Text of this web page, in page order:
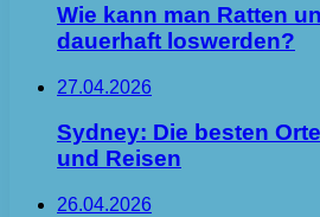
Wie kann man Ratten
dauerhaft loswerden?
27.04.2026
Sydney: Die besten
und Reisen
26.04.2026